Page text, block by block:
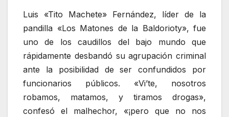
Luis «Tito Machete» Fernández, líder de la
pandilla «Los Matones de la Baldorioty», fue
uno de los caudillos del bajo mundo que
rápidamente desbandó su agrupación criminal
ante la posibilidad de ser confundidos por
funcionarios públicos. «Vi’te, nosotros
robamos, matamos, y tiramos drogas»,
confesó el malhechor, «¡pero que no nos